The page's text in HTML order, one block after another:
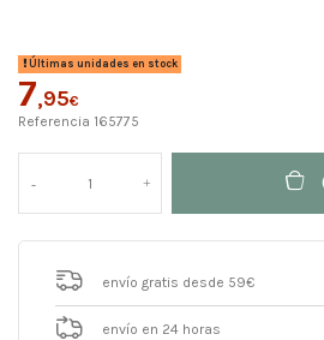
Últimas unidades en stock
7,95€
Referencia 165775
envío gratis desde 59€
envío en 24 horas